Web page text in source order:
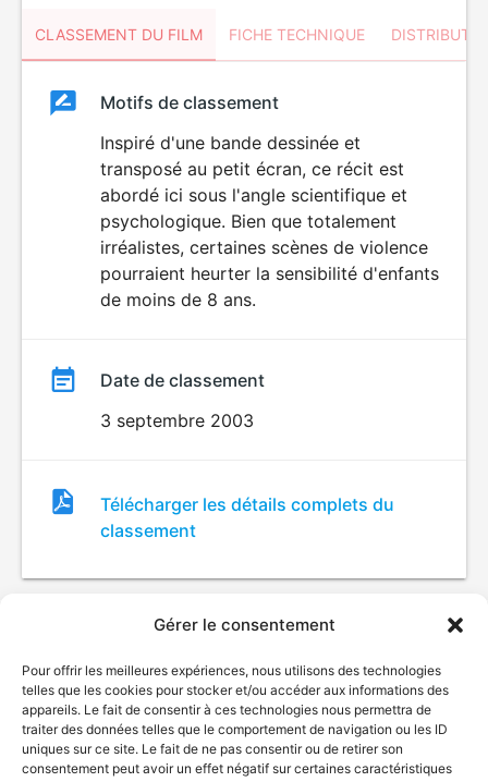
Gérer le consentement
Pour offrir les meilleures expériences, nous utilisons des technologies
telles que les cookies pour stocker et/ou accéder aux informations des
appareils. Le fait de consentir à ces technologies nous permettra de
traiter des données telles que le comportement de navigation ou les ID
uniques sur ce site. Le fait de ne pas consentir ou de retirer son
consentement peut avoir un effet négatif sur certaines caractéristiques
CLASSEMENT DU FILM FICHE TECHNIQUE
ClassementClassement
DÉCONSEILLÉ
AUX JEUNES
ENFANTS
Motifs de classement
Inspiré d'une bande dessinée et
transposé au petit écran, ce récit est
abordé ici sous l'angle scientifique et
psychologique. Bien que totalement
irréalistes, certaines scènes de violence
pourraient heurter la sensibilité d'enfants
de moins de 8 ans.
Date de classement
3 septembre 2003
Fichier
de
classement
Télécharger les détails complets du
classement
© Gouvernement du Québec, 2026